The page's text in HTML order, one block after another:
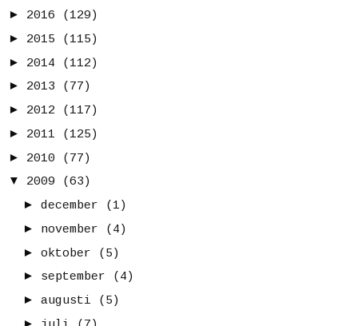
► 2016
(129)
► 2015
(115)
► 2014
(112)
► 2013
(77)
► 2012
(117)
► 2011
(125)
► 2010
(77)
▼
2009
(63)
► december
(1)
► november
(4)
► oktober
(5)
► september
(4)
► augusti
(5)
►